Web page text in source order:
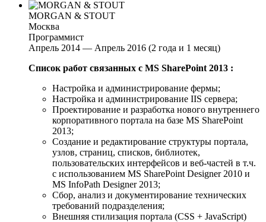
MORGAN & STOUT
Москва
Программист
Апрель 2014 — Апрель 2016 (2 года и 1 месяц)
Список работ связанных с MS SharePoint 2013 :
Настройка и администрирование фермы;
Настройка и администрирование IIS сервера;
Проектирование и разработка нового внутреннего
корпоративного портала на базе MS SharePoint
2013;
Cоздание и редактирование структуры портала,
узлов, страниц, списков, библиотек,
пользовательских интерфейсов и веб-частей в т.ч.
с использованием MS SharePoint Designer 2010 и
MS InfoPath Designer 2013;
Сбор, анализ и документирование технических
требований подразделения;
Внешняя стилизация портала (CSS + JavaScript)